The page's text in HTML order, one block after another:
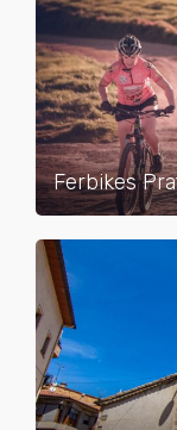
Ferbikes